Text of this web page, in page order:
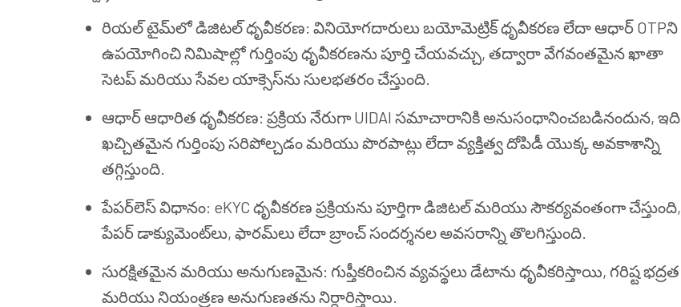
రియల్ టైమ్‌లో డిజిటల్ ధృవీకరణ: వినియోగదారులు బయోమెట్రిక్ ధృవీకరణ లేదా ఆధార్ OTPని
ఉపయోగించి నిమిషాల్లో గుర్తింపు ధృవీకరణను పూర్తి చేయవచ్చు, తద్వారా వేగవంతమైన ఖాతా
సెటప్ మరియు సేవల యాక్సెస్‌ను సులభతరం చేస్తుంది.
ఆధార్ ఆధారిత ధృవీకరణ: ప్రక్రియ నేరుగా UIDAI సమాచారానికి అనుసంధానించబడినందున, ఇది
ఖచ్చితమైన గుర్తింపు సరిపోల్చడం మరియు పొరపాట్లు లేదా వ్యక్తిత్వ దోపిడీ యొక్క అవకాశాన్ని
తగ్గిస్తుంది.
పేపర్‌లెస్ విధానం: eKYC ధృవీకరణ ప్రక్రియను పూర్తిగా డిజిటల్ మరియు సౌకర్యవంతంగా చేస్తుంది,
పేపర్ డాక్యుమెంట్‌లు, ఫారమ్‌లు లేదా బ్రాంచ్ సందర్శనల అవసరాన్ని తొలగిస్తుంది.
సురక్షితమైన మరియు అనుగుణమైన: గుప్తీకరించిన వ్యవస్థలు డేటాను ధృవీకరిస్తాయి, గరిష్ట భద్రత
మరియు నియంత్రణ అనుగుణతను నిర్ధారిస్తాయి.